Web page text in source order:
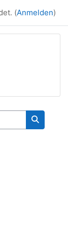
(Anmelden)
Kurse